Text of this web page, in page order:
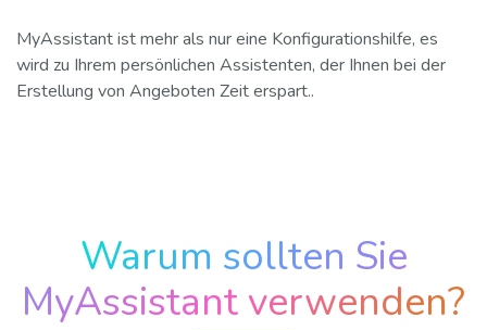
MyAssistant ist mehr als nur eine Konfigurationshilfe, es
wird zu Ihrem persönlichen Assistenten, der Ihnen bei der
Erstellung von Angeboten Zeit erspart..
Warum sollten Sie
MyAssistant verwenden?